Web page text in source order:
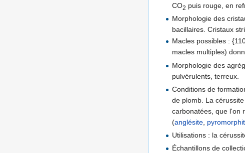
CO2 puis rouge, en
Morphologie des
bacillaires. Cristaux
Macles possibles :
macles multiples)
Morphologie des
pulvérulents, terreux.
Conditions de
de plomb. La
carbonatées, que l'on
(anglésite
Utilisations : la
Échantillons de